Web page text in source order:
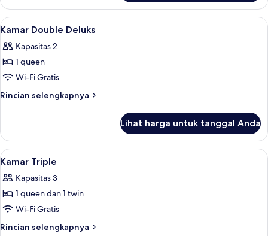
Kamar
Double
Lihat
semua
foto
untuk
Kamar
Double
Kamar Double Deluks | Meja kerja,
6
Kamar Double Deluks
Kapasitas 2
1 queen
Wi-Fi Gratis
Rincian selengkapnya
Rincian
Kamar
Double
Deluks
Lihat harga untuk tanggal Anda
Lihat
semua
foto
untuk
Kamar
Triple
Kamar Triple | Meja kerja, setrika/
5
Kamar Triple
Kapasitas 3
1 queen dan 1 twin
Wi-Fi Gratis
Rincian selengkapnya
Rincian